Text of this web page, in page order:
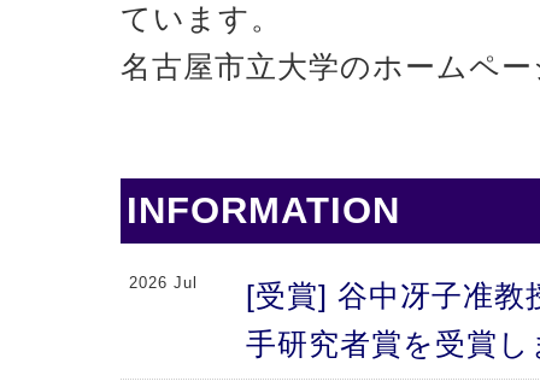
ています。
名古屋市立大学のホームペ
INFORMATION
2026 Jul
[受賞] 谷中冴子准教
手研究者賞を受賞